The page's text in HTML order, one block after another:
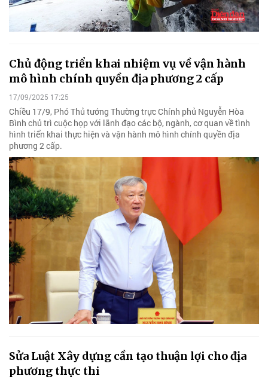
Chủ động triển khai nhiệm vụ về vận hành
mô hình chính quyền địa phương 2 cấp
17/09/2025 17:25
Chiều 17/9, Phó Thủ tướng Thường trực Chính phủ Nguyễn Hòa
Bình chủ trì cuộc họp với lãnh đạo các bộ, ngành, cơ quan về tình
hình triển khai thực hiện và vận hành mô hình chính quyền địa
phương 2 cấp.
Sửa Luật Xây dựng cần tạo thuận lợi cho địa
phương thực thi